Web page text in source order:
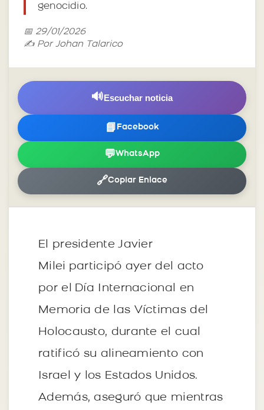
genocidio.
📅 29/01/2026
✍️ Por Johan Talarico
🔊Escuchar noticia
📘 Facebook
💬WhatsApp
🔗Copiar Enlace
El presidente Javier
Milei participó ayer del acto
por el Día Internacional en
Memoria de las Víctimas del
Holocausto, durante el cual
ratificó su alineamiento con
Israel y los Estados Unidos.
Además, aseguró que mientras